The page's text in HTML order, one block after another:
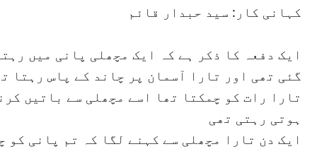
کہانی کار: سید حبدار قائم
ایک دفعہ کا ذکر ہے کہ ایک مچھلی پانی میں
گئی تھی اور تارا آسمان پر چاند کے پاس رہتا
تارا رات کو چمکتا تھا اسے مچھلی سے باتیں
ہوتی رہتی تھی
ایک دن تارا مچھلی سے کہنے لگا کہ تم پانی